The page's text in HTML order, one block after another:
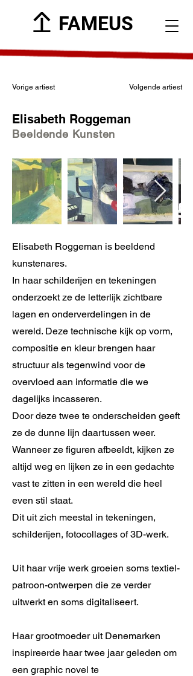
FAMEUS
Vorige artiest Volgende artiest
Elisabeth Roggeman
Beeldende Kunsten
Elisabeth Roggeman is beeldend
kunstenares.
In haar schilderijen en tekeningen
onderzoekt ze de letterlijk zichtbare
lagen en onderverdelingen in de
wereld. Deze technische kijk op vorm,
compositie en kleur brengen haar
structuur als tegenwind voor de
overvloed aan informatie die we
dagelijks incasseren.
Door deze twee te onderscheiden geeft
ze de dunne lijn daartussen weer.
Wanneer ze figuren afbeeldt, kijken ze
altijd weg en lijken ze in een gedachte
vast te zitten in een wereld die heel
even stil staat.
Dit uit zich meestal in tekeningen,
schilderijen, fotocollages of 3D-werk.
Uit haar vrije werk groeien soms textiel-
patroon-ontwerpen die ze verder
uitwerkt en soms digitaliseert.
Haar grootmoeder uit Denemarken
inspireerde haar twee jaar geleden om
een graphic novel te